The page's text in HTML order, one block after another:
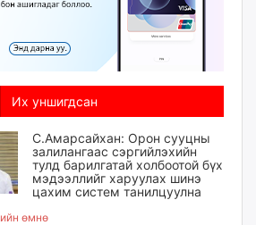
Их уншигдсан
С.Амарсайхан: Орон сууцны
залилангаас сэргийлэхийн
тулд барилгатай холбоотой бүх
мэдээллийг харуулах шинэ
цахим систем танилцуулна
өмнө